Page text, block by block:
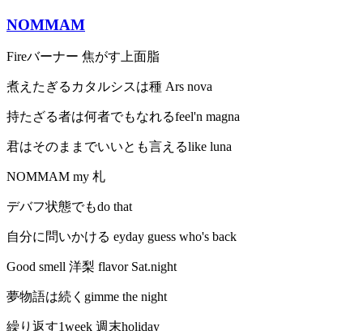
NOMMAM
Fireバーナー 焦がす上面脂
煮えたぎるカタルシスは種 Ars nova
持たざる者は何者でもなれるfeel'n magna
君はそのままでいいとも言えるlike luna
NOMMAM my 札
デバフ状態でもdo that
自分に問いかける eyday guess who's back
Good smell 洋梨 flavor Sat.night
夢物語は続くgimme the night
繰り返す1week 週末holiday